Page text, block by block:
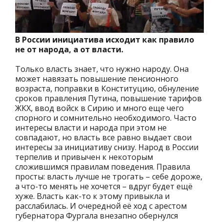
В России инициатива исходит как правило
не от народа, а от власти.
Только власть знает, что нужно народу. Она
может навязать повышение пенсионного
возраста, поправки в Конституцию, обнуление
сроков правления Путина, повышение тарифов
ЖКХ, ввод войск в Сирию и много еще чего
спорного и сомнительно необходимого. Часто
интересы власти и народа при этом не
совпадают, но власть все равно выдает свои
интересы за инициативу снизу. Народ в России
терпелив и привычен к некоторым
сложившимся правилам поведения. Правила
просты: власть лучше не трогать – себе дороже,
а что-то менять не хочется – вдруг будет ещё
хуже. Власть как-то к этому привыкла и
расслабилась. И очередной её ход с арестом
губернатора Фургала внезапно обернулся